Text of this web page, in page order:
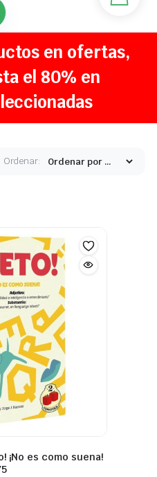
en ofertas,
el 80% en
Ordenar:
¡No es como suena!